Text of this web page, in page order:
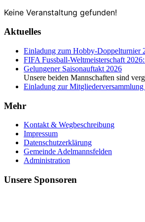
Keine Veranstaltung gefunden!
Aktuelles
Einladung zum Hobby-Doppelturnier
FIFA Fussball-Weltmeisterschaft
Gelungener Saisonauftakt 2026
Unsere beiden Mannschaften sind
Einladung zur
Mehr
Kontakt & Wegbeschreibung
Impressum
Datenschutzerklärung
Gemeinde Adelmannsfelden
Administration
Unsere Sponsoren